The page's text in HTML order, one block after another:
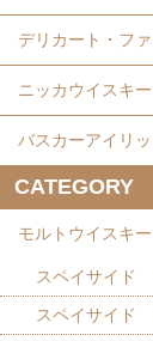
デリカート・フ
ニッカウイスキー
バスカーアイリ
CATEGORY
モルトウイスキー
スペイサイド
スペイサイド